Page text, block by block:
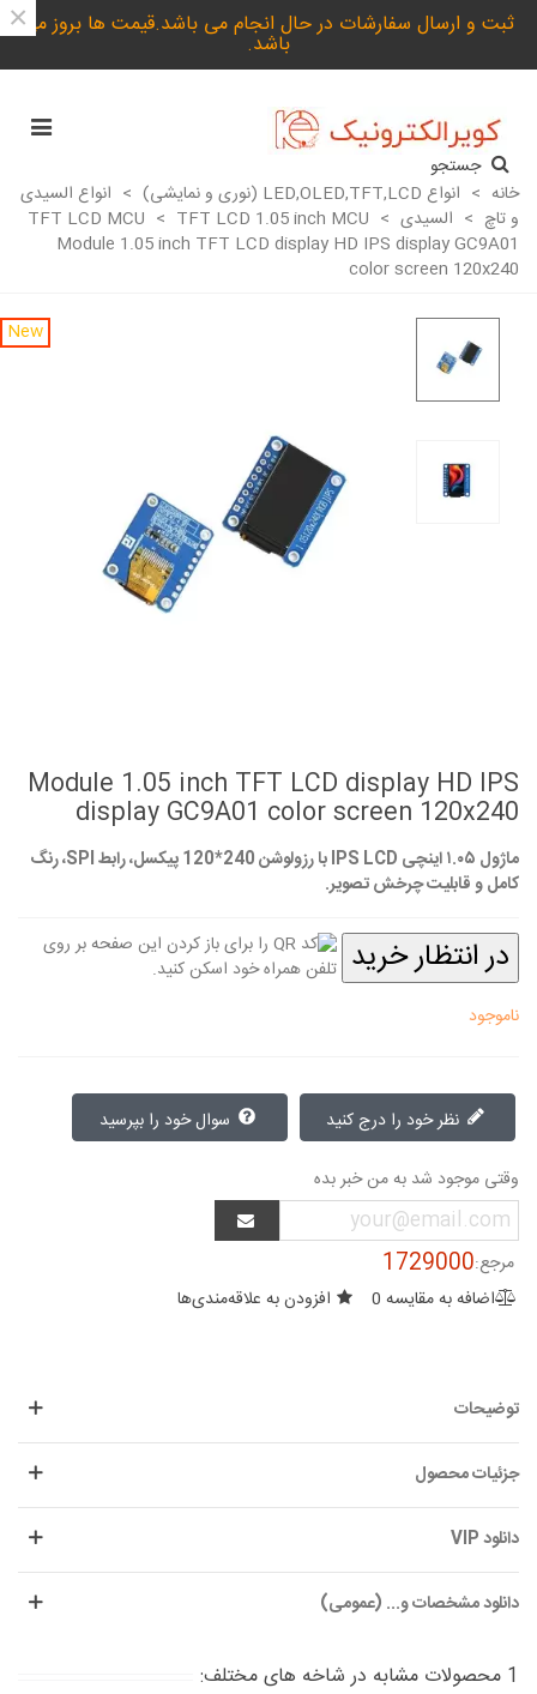
ثبت و ارسال سفارشات در حال انجام می باشد.قیمت ها بروز می
باشد.
×
جستجو
خانه > انواع LED,OLED,TFT,LCD (نوری و نمایشی) > انواع السیدی
و تاچ > السیدی TFT LCD MCU > TFT LCD 1.05 inch MCU >
Module 1.05 inch TFT LCD display HD IPS display GC9A01
color screen 120x240
New
Module 1.05 inch TFT LCD display HD IPS
display GC9A01 color screen 120x240
ماژول ۱.۰۵ اینچی IPS LCD با رزولوشن 240*120 پیکسل، رابط SPI، رنگ
کامل و قابلیت چرخش تصویر.
در انتظار خرید
ناموجود
نظر خود را درج کنید
وقتی موجود شد به من خبر بده
مرجع:1729000
اضافه به مقایسه 0 افزودن به علاقه‌مندی‌ها
توضیحات
جزئیات محصول
دانلود VIP
دانلود مشخصات و... (عمومی)
1 محصولات مشابه در شاخه های مختلف: